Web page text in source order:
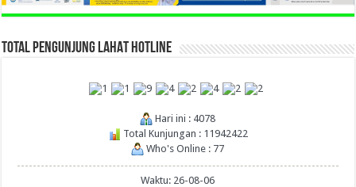
TOTAL PENGUNJUNG LAHAT HOTLINE
Hari ini : 4078
Total Kunjungan : 11942422
Who's Online : 77
Waktu: 26-08-06